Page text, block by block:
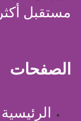
مستقبل
الصفحات
الرئيسية